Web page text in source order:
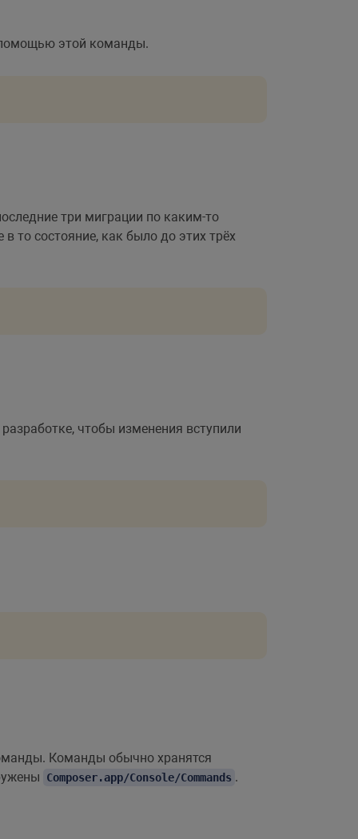
этой команды.
три миграции по каким-то
то состояние, как было до этих трёх
чтобы изменения вступили
Команды обычно хранятся
Composer.app/Console/Commands .